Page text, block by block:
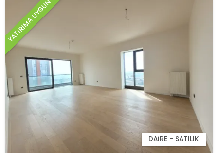
YATIRIMA UYGUN
DAIRE - SATILIK